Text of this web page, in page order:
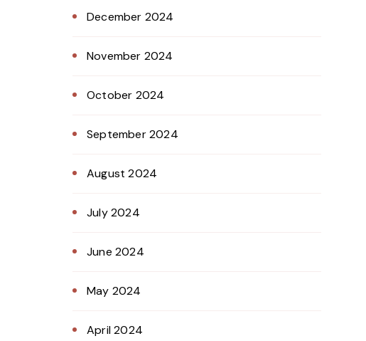
December 2024
November 2024
October 2024
September 2024
August 2024
July 2024
June 2024
May 2024
April 2024